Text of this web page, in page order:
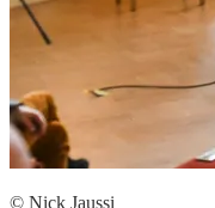
© Nick Jaussi